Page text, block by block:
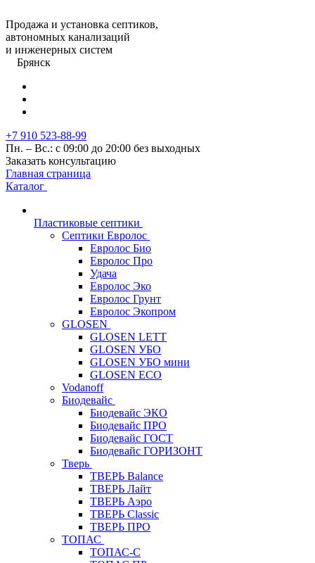
Продажа и установка септиков,
автономных канализаций
и инженерных систем
Брянск
+7 910 523-88-99
Пн. – Вс.: с 09:00 до 20:00 без выходных
Заказать консультацию
Главная страница
Каталог
Пластиковые септики
Септики Евролос
Евролос Био
Евролос Про
Удача
Евролос Эко
Евролос Грунт
Евролос Экопром
GLOSEN
GLOSEN LETT
GLOSEN УБО
GLOSEN УБО мини
GLOSEN ECO
Vodanoff
Биодевайс
Биодевайс ЭКО
Биодевайс ПРО
Биодевайс ГОСТ
Биодевайс ГОРИЗОНТ
Тверь
ТВЕРЬ Balance
ТВЕРЬ Лайт
ТВЕРЬ Аэро
ТВЕРЬ Classic
ТВЕРЬ ПРО
ТОПАС
ТОПАС-С